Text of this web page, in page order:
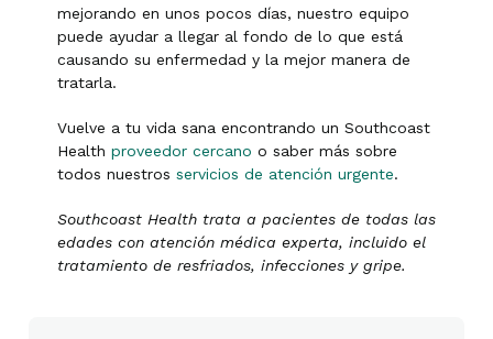
mejorando en unos pocos días, nuestro equipo
puede ayudar a llegar al fondo de lo que está
causando su enfermedad y la mejor manera de
tratarla.
Vuelve a tu vida sana encontrando un Southcoast
Health proveedor cercano o saber más sobre
todos nuestros servicios de atención urgente.
Southcoast Health trata a pacientes de todas las
edades con atención médica experta, incluido el
tratamiento de resfriados, infecciones y gripe.